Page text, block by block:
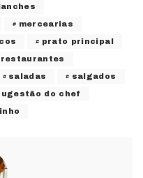
lanches
mercearias
prato principal
restaurantes
saladas salgados
do chef